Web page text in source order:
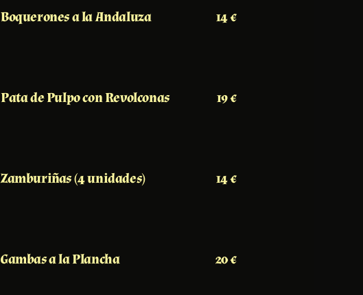
Boquerones a la Andaluza 14 €
Pata de Pulpo con Revolconas 19 €
Zamburiñas (4 unidades) 14 €
Gambas a la Plancha 20 €